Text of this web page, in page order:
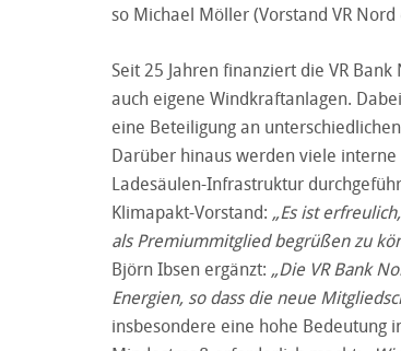
so Michael Möller (Vorstand VR Nord
Seit 25 Jahren finanziert die VR
auch eigene Windkraftanlagen.
eine Beteiligung an
Darüber hinaus werden viele
Ladesäulen-Infrastruktur
Klimapakt-Vorstand: „Es ist
als Premiummitglied begrüßen zu
Björn Ibsen ergänzt: „Die VR Bank
Energien, so dass die neue
insbesondere eine hohe Bedeutung